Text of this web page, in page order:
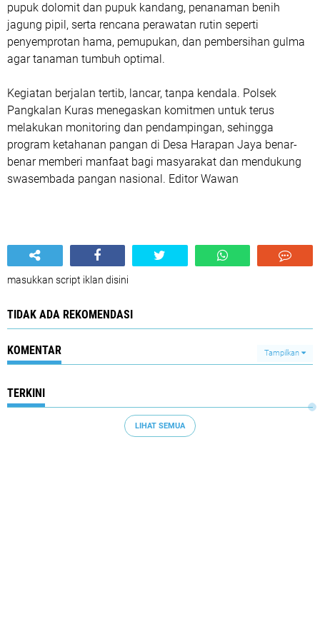
pupuk dolomit dan pupuk kandang, penanaman benih
jagung pipil, serta rencana perawatan rutin seperti
penyemprotan hama, pemupukan, dan pembersihan gulma
agar tanaman tumbuh optimal.
Kegiatan berjalan tertib, lancar, tanpa kendala. Polsek
Pangkalan Kuras menegaskan komitmen untuk terus
melakukan monitoring dan pendampingan, sehingga
program ketahanan pangan di Desa Harapan Jaya benar-
benar memberi manfaat bagi masyarakat dan mendukung
swasembada pangan nasional. Editor Wawan
masukkan script iklan disini
TIDAK ADA REKOMENDASI
KOMENTAR Tampilkan
TERKINI
LIHAT SEMUA